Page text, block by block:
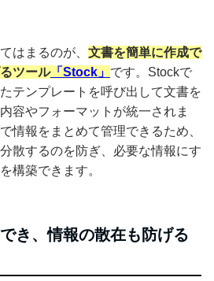
はまるのが、 文書を簡単に作成で
ツール「Stock」 です。Stockで
テンプレートを呼び出して文書を
容やフォーマットが統一されま
情報をまとめて管理できるため、
散するのを防ぎ、必要な情報にす
構築できます。
き、情報の散在も防げる